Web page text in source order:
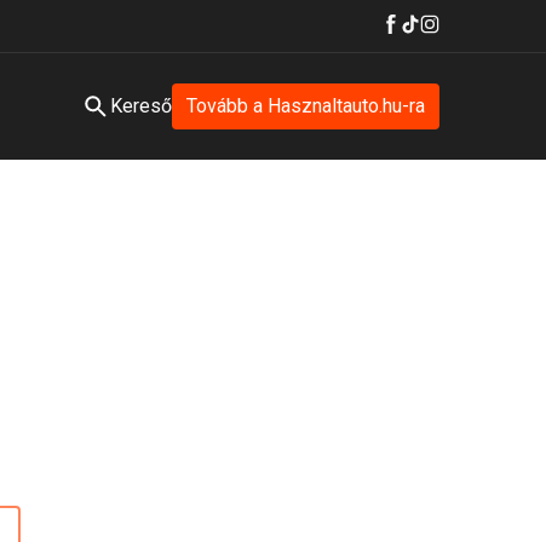
Kereső Tovább a Hasznaltauto.hu-ra